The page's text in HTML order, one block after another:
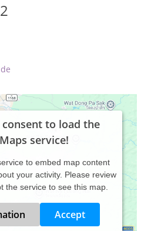
to load the
service!
to embed map content
your activity. Please review
the service to see this map.
Accept